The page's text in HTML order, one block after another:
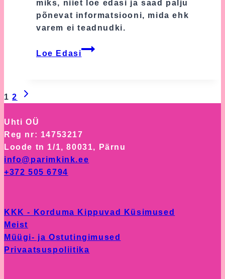
miks, niiet loe edasi ja saad palju
põnevat informatsiooni, mida ehk
varem ei teadnudki.
Loe Edasi
Värvid,
huvitavat!
Lehekülje
navigeerimine
1 2
Next
Page
Uhti OÜ
Reg nr: 14753217
Loode tn 1/1, 80031, Pärnu
info@parimkink.ee
+372 505 6794
KKK - Korduma Kippuvad Küsimused
Meist
Müügi- ja Ostutingimused
Privaatsuspoliitika